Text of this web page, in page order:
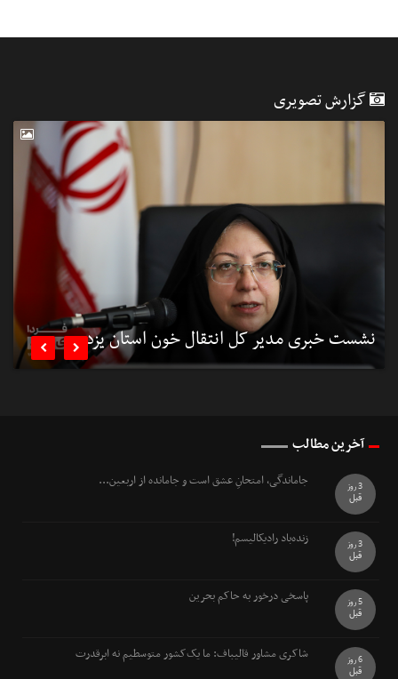
گزارش تصویری
نشست خبری مدیر کل انتقال خون استان یزد  
آخرین مطالب
جاماندگی، امتحانِ عشق است و جامانده از اربعین...
3 روز
قبل
زنده‌باد رادیکالیسم!
3 روز
قبل
پاسخی درخور به حاکم بحرین
5 روز
قبل
شاکری مشاور قالیباف: ما یک‌کشور متوسطیم نه ابرقدرت
6 روز
قبل